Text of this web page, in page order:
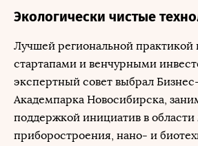
Экологически чистые
Лучшей региональной практикой
стартапами и венчурными
экспертный совет выбрал
Академпарка Новосибирска,
поддержкой инициатив в
приборостроения, нано- и